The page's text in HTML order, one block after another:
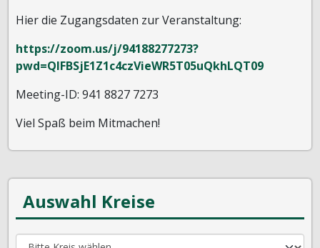
Hier die Zugangsdaten zur Veranstaltung:
https://zoom.us/j/94188277273?
pwd=QlFBSjE1Z1c4czVieWR5T05uQkhLQT09
Meeting-ID: 941 8827 7273
Viel Spaß beim Mitmachen!
Auswahl Kreise